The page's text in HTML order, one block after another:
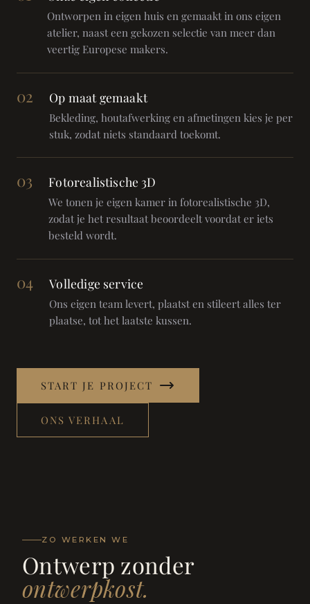
Ontworpen in eigen huis en gemaakt in ons eigen
atelier, naast een gekozen selectie van meer dan
veertig Europese makers.
02 Op maat gemaakt
Bekleding, houtafwerking en afmetingen kies je per
stuk, zodat niets standaard toekomt.
03 Fotorealistische 3D
We tonen je eigen kamer in fotorealistische 3D,
zodat je het resultaat beoordeelt voordat er iets
besteld wordt.
04 Volledige service
Ons eigen team levert, plaatst en stileert alles ter
plaatse, tot het laatste kussen.
START JE PROJECT
ONS VERHAAL
ZO WERKEN WE
Ontwerp zonder
ontwerpkost.